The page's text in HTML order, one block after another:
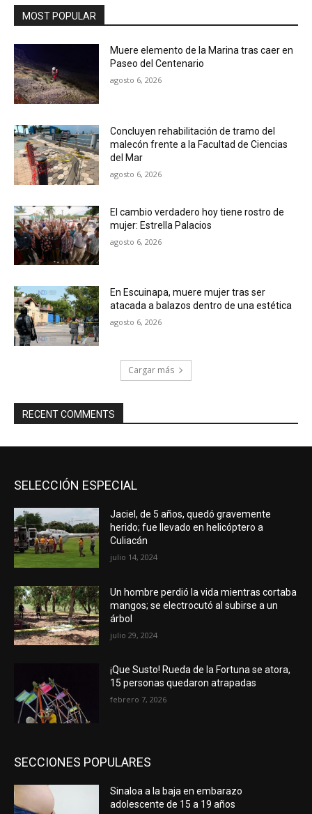
MOST POPULAR
Muere elemento de la Marina tras caer en
Paseo del Centenario
agosto 6, 2026
Concluyen rehabilitación de tramo del
malecón frente a la Facultad de Ciencias
del Mar
agosto 6, 2026
El cambio verdadero hoy tiene rostro de
mujer: Estrella Palacios
agosto 6, 2026
En Escuinapa, muere mujer tras ser
atacada a balazos dentro de una estética
agosto 6, 2026
Cargar más
RECENT COMMENTS
SELECCIÓN ESPECIAL
Jaciel, de 5 años, quedó gravemente
herido; fue llevado en helicóptero a
Culiacán
julio 14, 2024
Un hombre perdió la vida mientras cortaba
mangos; se electrocutó al subirse a un
árbol
julio 29, 2024
¡Que Susto! Rueda de la Fortuna se atora,
15 personas quedaron atrapadas
febrero 7, 2026
SECCIONES POPULARES
Sinaloa a la baja en embarazo
adolescente de 15 a 19 años